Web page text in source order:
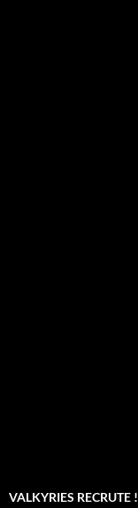
VALKYRIES RECRUTE !